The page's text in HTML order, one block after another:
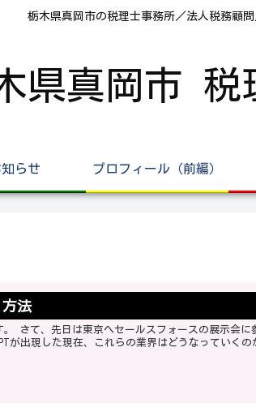
栃木県真岡市の税理士事務所／法人税務顧
県真岡市 税
知らせ プロフィール（前編）
法
になじ
が出現した現在、これらの業界はどうなっていく